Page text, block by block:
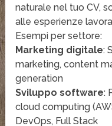
naturale nel tuo CV,
alle esperienze
Esempi per settore:
Marketing digitale:
marketing, content
generation
Sviluppo software:
cloud computing
DevOps, Full Stack